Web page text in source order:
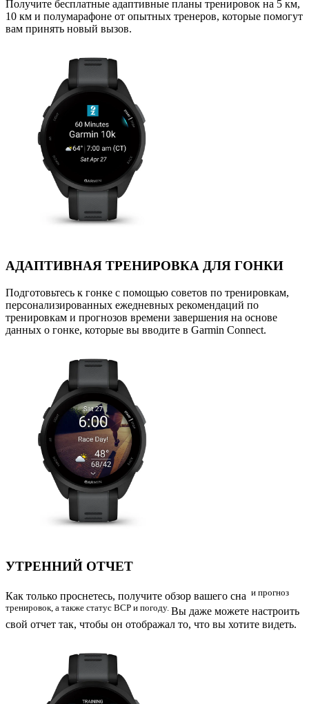
Получите бесплатные адаптивные планы тренировок на 5 км,
10 км и полумарафоне от опытных тренеров, которые помогут
вам принять новый вызов.
АДАПТИВНАЯ ТРЕНИРОВКА ДЛЯ ГОНКИ
Подготовьтесь к гонке с помощью советов по тренировкам,
персонализированных ежедневных рекомендаций по
тренировкам и прогнозов времени завершения на основе
данных о гонке, которые вы вводите в Garmin Connect.
УТРЕННИЙ ОТЧЕТ
Как только проснетесь, получите обзор вашего сна и прогноз
тренировок, а также статус ВСР и погоду. Вы даже можете настроить
свой отчет так, чтобы он отображал то, что вы хотите видеть.